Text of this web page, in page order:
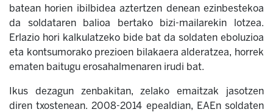
batean horien ibilbidea aztertzen denean ezinbestekoa
da soldataren balioa bertako bizi-mailarekin lotzea.
Erlazio hori kalkulatzeko bide bat da soldaten eboluzioa
eta kontsumorako prezioen bilakaera alderatzea, horrek
ematen baitugu erosahalmenaren irudi bat.
Ikus dezagun zenbakitan, zelako emaitzak jasotzen
diren txostenean. 2008-2014 epealdian, EAEn soldaten